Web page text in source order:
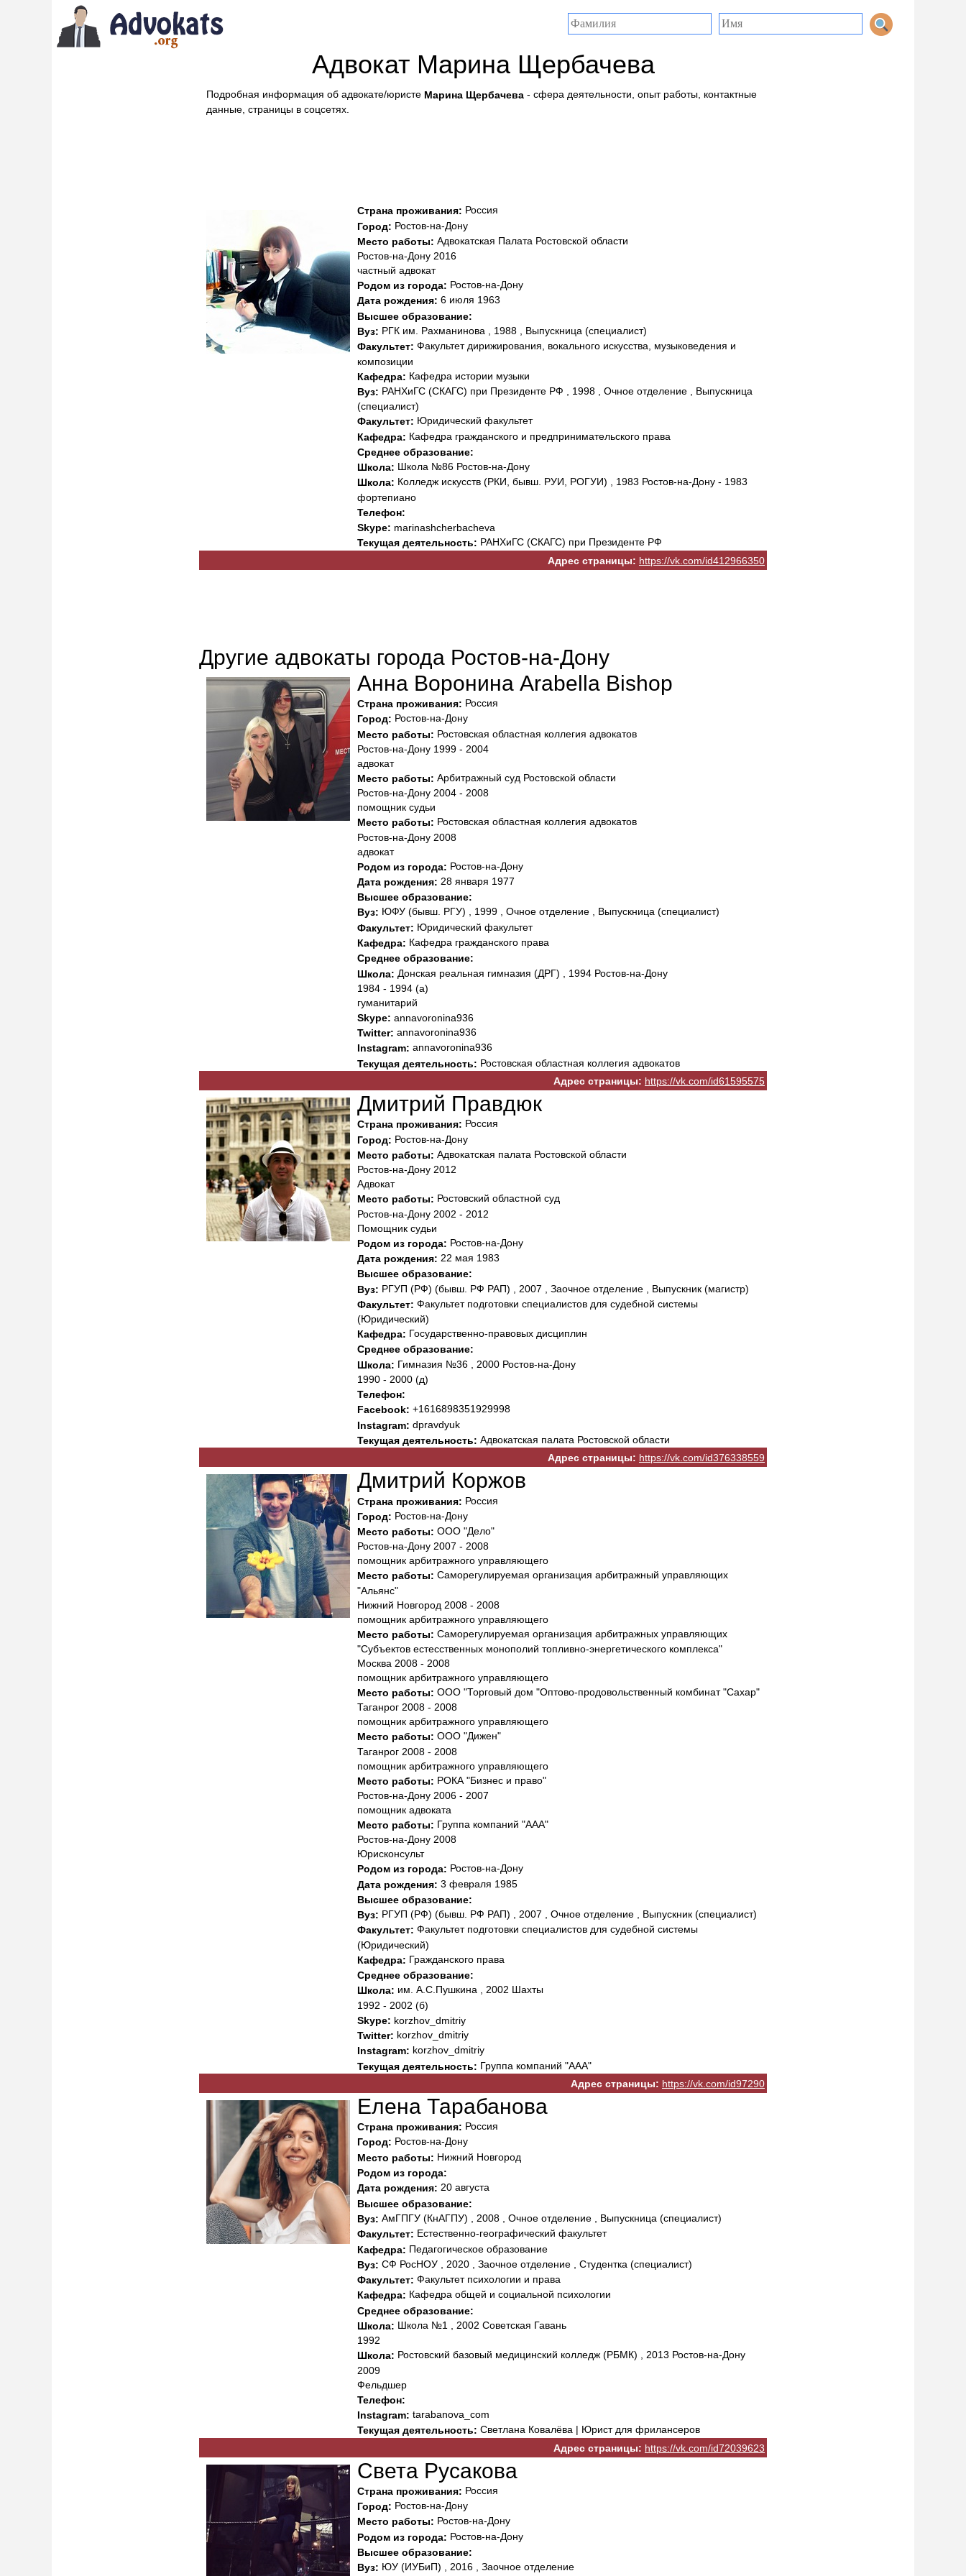
Адвокат Марина Щербачева
Подробная информация об адвокате/юристе Марина Щербачева - сфера деятельности, опыт работы, контактные
данные, страницы в соцсетях.
Страна проживания: Россия
Город: Ростов-на-Дону
Место работы: Адвокатская Палата Ростовской области
Ростов-на-Дону 2016
частный адвокат
Родом из города: Ростов-на-Дону
Дата рождения: 6 июля 1963
Высшее образование:
Вуз: РГК им. Рахманинова , 1988 , Выпускница (специалист)
Факультет: Факультет дирижирования, вокального искусства, музыковедения и
композиции
Кафедра: Кафедра истории музыки
Вуз: РАНХиГС (СКАГС) при Президенте РФ , 1998 , Очное отделение , Выпускница
(специалист)
Факультет: Юридический факультет
Кафедра: Кафедра гражданского и предпринимательского права
Среднее образование:
Школа: Школа №86 Ростов-на-Дону
Школа: Колледж искусств (РКИ, бывш. РУИ, РОГУИ) , 1983 Ростов-на-Дону - 1983
фортепиано
Телефон:
Skype: marinashcherbacheva
Текущая деятельность: РАНХиГС (СКАГС) при Президенте РФ
Адрес страницы: https://vk.com/id412966350
Другие адвокаты города Ростов-на-Дону
Анна Воронина Arabella Bishop
Страна проживания: Россия
Город: Ростов-на-Дону
Место работы: Ростовская областная коллегия адвокатов
Ростов-на-Дону 1999 - 2004
адвокат
Место работы: Арбитражный суд Ростовской области
Ростов-на-Дону 2004 - 2008
помощник судьи
Место работы: Ростовская областная коллегия адвокатов
Ростов-на-Дону 2008
адвокат
Родом из города: Ростов-на-Дону
Дата рождения: 28 января 1977
Высшее образование:
Вуз: ЮФУ (бывш. РГУ) , 1999 , Очное отделение , Выпускница (специалист)
Факультет: Юридический факультет
Кафедра: Кафедра гражданского пpава
Среднее образование:
Школа: Донская реальная гимназия (ДРГ) , 1994 Ростов-на-Дону
1984 - 1994 (а)
гуманитарий
Skype: annavoronina936
Twitter: annavoronina936
Instagram: annavoronina936
Текущая деятельность: Ростовская областная коллегия адвокатов
Адрес страницы: https://vk.com/id61595575
Дмитрий Правдюк
Страна проживания: Россия
Город: Ростов-на-Дону
Место работы: Адвокатская палата Ростовской области
Ростов-на-Дону 2012
Адвокат
Место работы: Ростовский областной суд
Ростов-на-Дону 2002 - 2012
Помощник судьи
Родом из города: Ростов-на-Дону
Дата рождения: 22 мая 1983
Высшее образование:
Вуз: РГУП (РФ) (бывш. РФ РАП) , 2007 , Заочное отделение , Выпускник (магистр)
Факультет: Факультет подготовки специалистов для судебной системы
(Юридический)
Кафедра: Государственно-правовых дисциплин
Среднее образование:
Школа: Гимназия №36 , 2000 Ростов-на-Дону
1990 - 2000 (д)
Телефон:
Facebook: +1616898351929998
Instagram: dpravdyuk
Текущая деятельность: Адвокатская палата Ростовской области
Адрес страницы: https://vk.com/id376338559
Дмитрий Коржов
Страна проживания: Россия
Город: Ростов-на-Дону
Место работы: ООО "Дело"
Ростов-на-Дону 2007 - 2008
помощник арбитражного управляющего
Место работы: Саморегулируемая организация арбитражный управляющих
"Альянс"
Нижний Новгород 2008 - 2008
помощник арбитражного управляющего
Место работы: Саморегулируемая организация арбитражных управляющих
"Субъектов естесственных монополий топливно-энергетического комплекса"
Москва 2008 - 2008
помощник арбитражного управляющего
Место работы: ООО "Торговый дом "Оптово-продовольственный комбинат "Сахар"
Таганрог 2008 - 2008
помощник арбитражного управляющего
Место работы: ООО "Дижен"
Таганрог 2008 - 2008
помощник арбитражного управляющего
Место работы: РОКА "Бизнес и право"
Ростов-на-Дону 2006 - 2007
помощник адвоката
Место работы: Группа компаний "ААА"
Ростов-на-Дону 2008
Юрисконсульт
Родом из города: Ростов-на-Дону
Дата рождения: 3 февраля 1985
Высшее образование:
Вуз: РГУП (РФ) (бывш. РФ РАП) , 2007 , Очное отделение , Выпускник (специалист)
Факультет: Факультет подготовки специалистов для судебной системы
(Юридический)
Кафедра: Гражданского права
Среднее образование:
Школа: им. А.С.Пушкина , 2002 Шахты
1992 - 2002 (б)
Skype: korzhov_dmitriy
Twitter: korzhov_dmitriy
Instagram: korzhov_dmitriy
Текущая деятельность: Группа компаний "ААА"
Адрес страницы: https://vk.com/id97290
Елена Тарабанова
Страна проживания: Россия
Город: Ростов-на-Дону
Место работы: Нижний Новгород
Родом из города:
Дата рождения: 20 августа
Высшее образование:
Вуз: АмГПГУ (КнАГПУ) , 2008 , Очное отделение , Выпускница (специалист)
Факультет: Естественно-географический факультет
Кафедра: Педагогическое образование
Вуз: СФ РосНОУ , 2020 , Заочное отделение , Студентка (специалист)
Факультет: Факультет психологии и права
Кафедра: Кафедра общей и социальной психологии
Среднее образование:
Школа: Школа №1 , 2002 Советская Гавань
1992
Школа: Ростовский базовый медицинский колледж (РБМК) , 2013 Ростов-на-Дону
2009
Фельдшер
Телефон:
Instagram: tarabanova_com
Текущая деятельность: Светлана Ковалёва | Юрист для фрилансеров
Адрес страницы: https://vk.com/id72039623
Света Русакова
Страна проживания: Россия
Город: Ростов-на-Дону
Место работы: Ростов-на-Дону
Родом из города: Ростов-на-Дону
Высшее образование:
Вуз: ЮУ (ИУБиП) , 2016 , Заочное отделение